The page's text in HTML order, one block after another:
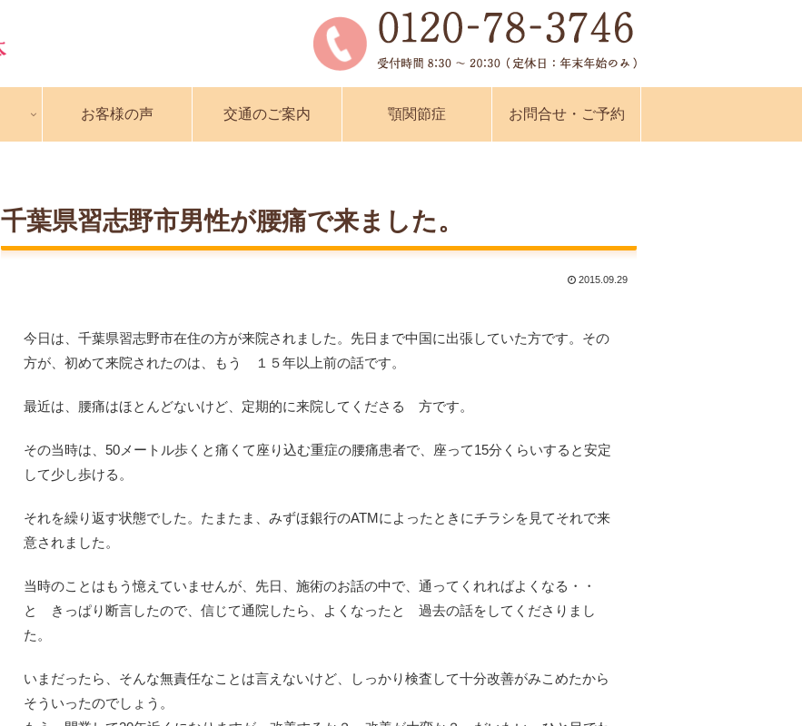
お客様の声 交通のご案内 顎関節症 お問合せ・ご予約
千葉県習志野市男性が腰痛で来ました。
2015.09.29
今日は、千葉県習志野市在住の方が来院されました。先日まで中国に出張していた方です。その
方が、初めて来院されたのは、もう １５年以上前の話です。
最近は、腰痛はほとんどないけど、定期的に来院してくださる 方です。
その当時は、50メートル歩くと痛くて座り込む重症の腰痛患者で、座って15分くらいすると安定
して少し歩ける。
それを繰り返す状態でした。たまたま、みずほ銀行のATMによったときにチラシを見てそれで来
意されました。
当時のことはもう憶えていませんが、先日、施術のお話の中で、通ってくれればよくなる・・
と きっぱり断言したので、信じて通院したら、よくなったと 過去の話をしてくださりまし
た。
いまだったら、そんな無責任なことは言えないけど、しっかり検査して十分改善がみこめたから
そういったのでしょう。